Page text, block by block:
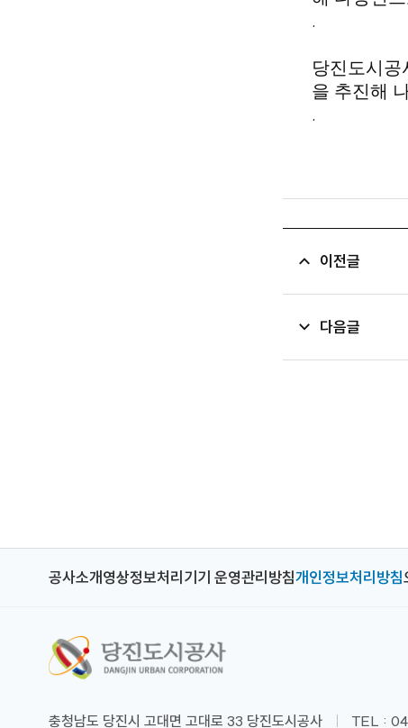
.
당진도시공
을 추진해
.
이전글
다음글
공사소개영상정보처리기기 운영관리방침개인정보처리방침
충청남도 당진시 고대면 고대로 33 당진도시공사 TEL :